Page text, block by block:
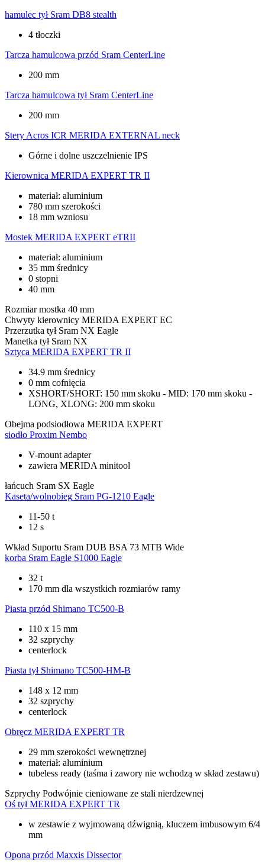
hamulec tył Sram DB8 stealth
4 tłoczki
Tarcza hamulcowa przód Sram CenterLine
200 mm
Tarcza hamulcowa tył Sram CenterLine
200 mm
Stery Acros ICR MERIDA EXTERNAL neck
Górne i dolne uszczelnienie IPS
Kierownica MERIDA EXPERT TR II
materiał: aluminium
780 mm szerokości
18 mm wzniosu
Mostek MERIDA EXPERT eTRII
materiał: aluminium
35 mm średnicy
0 stopni
40 mm
Rozmiar mostka 40 mm
Chwyty kierownicy MERIDA EXPERT EC
Przerzutka tył Sram NX Eagle
Manetka tył Sram NX
Sztyca MERIDA EXPERT TR II
34.9 mm średnicy
0 mm cofnięcia
XSHORT/SHORT: 150 mm skoku - MID: 170 mm skoku -
LONG, XLONG: 200 mm skoku
Obejma podsiodłowa MERIDA EXPERT
siodło Proxim Nembo
V-mount adapter
zawiera MERIDA minitool
łańcuch Sram SX Eagle
Kaseta/wolnobieg Sram PG-1210 Eagle
11-50 t
12 s
Wkład Suportu Sram DUB BSA 73 MTB Wide
korba Sram Eagle S1000 Eagle
32 t
170 mm dla wszystkich rozmiarów ramy
Piasta przód Shimano TC500-B
110 x 15 mm
32 szprychy
centerlock
Piasta tył Shimano TC500-HM-B
148 x 12 mm
32 szprychy
centerlock
Obręcz MERIDA EXPERT TR
29 mm szerokości wewnętrznej
materiał: aluminium
tubeless ready (taśma i zawory nie wchodzą w skład zestawu)
Szprychy Podwójnie cieniowane ze stali nierdzewnej
Oś tył MERIDA EXPERT TR
w zestawie z wyjmowaną dźwignią, kluczem imbusowym 6/4
mm
Opona przód Maxxis Dissector